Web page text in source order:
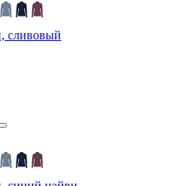
сливовый